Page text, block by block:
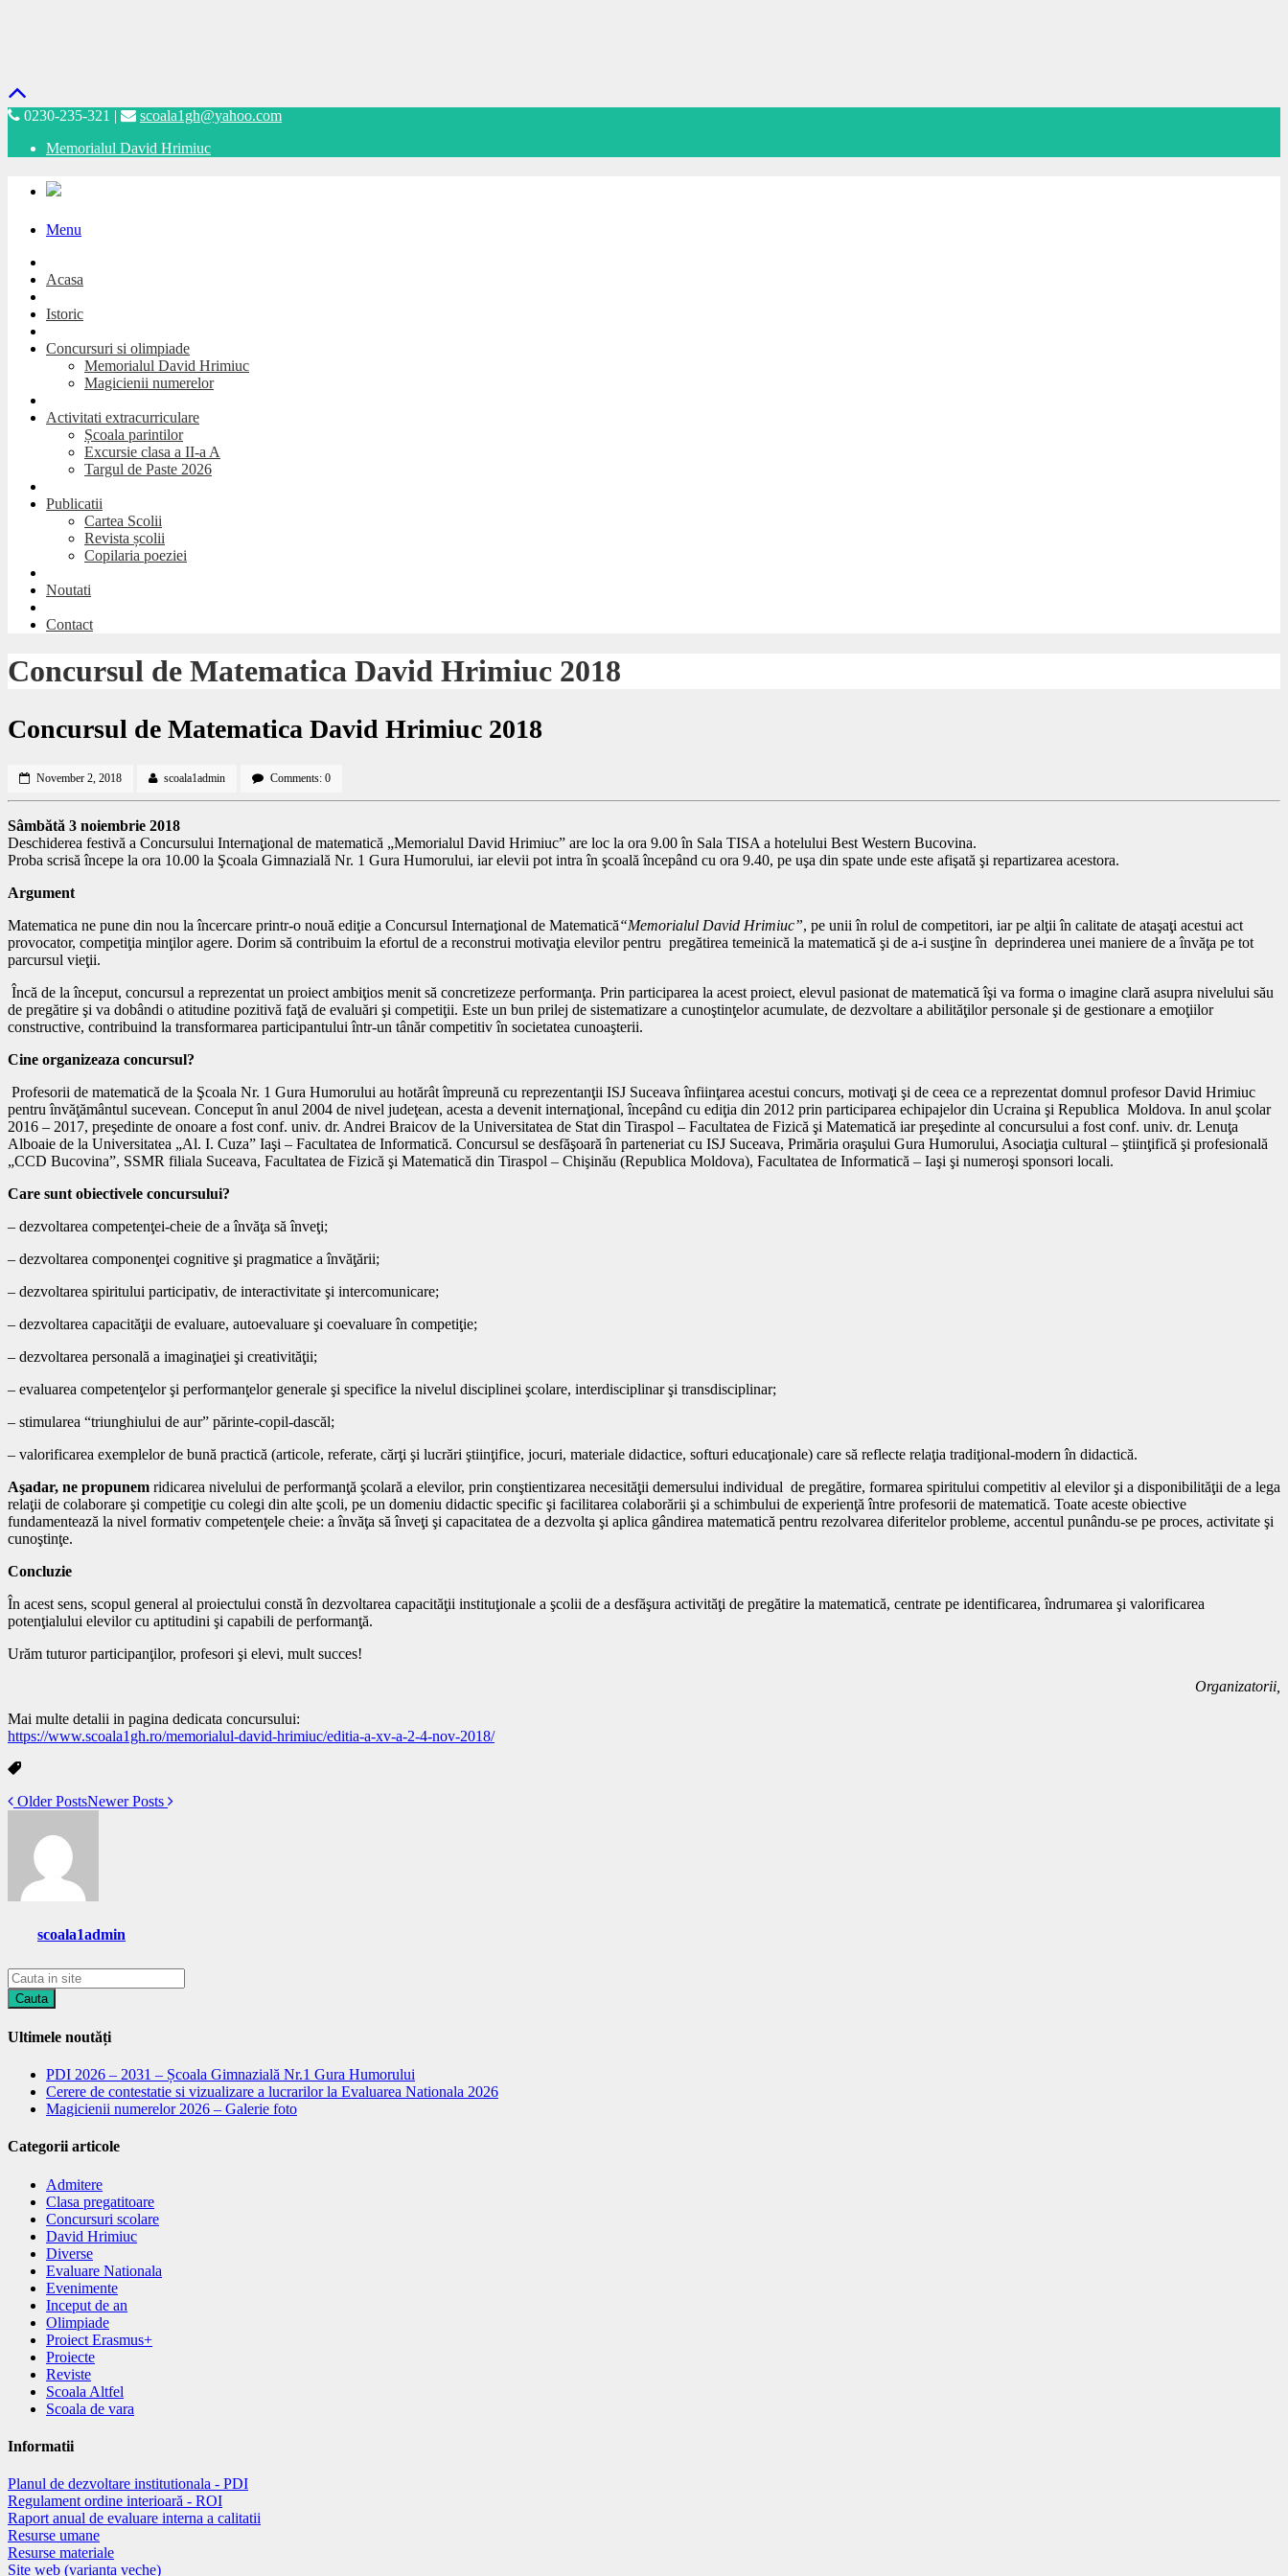
0230-235-321 |
scoala1gh@yahoo.com
Memorialul David Hrimiuc
Menu
Acasa
Istoric
Concursuri si olimpiade
Memorialul David Hrimiuc
Magicienii numerelor
Activitati extracurriculare
Școala parintilor
Excursie clasa a II-a A
Targul de Paste 2026
Publicatii
Cartea Scolii
Revista școlii
Copilaria poeziei
Noutati
Contact
Concursul de Matematica David Hrimiuc 2018
Concursul de Matematica David Hrimiuc 2018
November 2, 2018 scoala1admin Comments: 0
Sâmbătă 3 noiembrie 2018
Deschiderea festivă a Concursului Internaţional de matematică „Memorialul David Hrimiuc” are loc la ora 9.00 în Sala TISA a hotelului Best Western Bucovina.
Proba scrisă începe la ora 10.00 la Şcoala Gimnazială Nr. 1 Gura Humorului, iar elevii pot intra în şcoală începând cu ora 9.40, pe uşa din spate unde este afişată şi repartizarea acestora.
Argument
Matematica ne pune din nou la încercare printr-o nouă ediţie a Concursul Internaţional de Matematică“Memorialul David Hrimiuc”, pe unii în rolul de competitori, iar pe alţii în calitate de ataşaţi acestui act
provocator, competiţia minţilor agere. Dorim să contribuim la efortul de a reconstrui motivaţia elevilor pentru pregătirea temeinică la matematică şi de a-i susţine în deprinderea unei maniere de a învăţa pe tot
parcursul vieţii.
Încă de la început, concursul a reprezentat un proiect ambiţios menit să concretizeze performanţa. Prin participarea la acest proiect, elevul pasionat de matematică îşi va forma o imagine clară asupra nivelului său
de pregătire şi va dobândi o atitudine pozitivă faţă de evaluări şi competiţii. Este un bun prilej de sistematizare a cunoştinţelor acumulate, de dezvoltare a abilităţilor personale şi de gestionare a emoţiilor
constructive, contribuind la transformarea participantului într-un tânăr competitiv în societatea cunoaşterii.
Cine organizeaza concursul?
Profesorii de matematică de la Şcoala Nr. 1 Gura Humorului au hotărât împreună cu reprezentanţii ISJ Suceava înfiinţarea acestui concurs, motivaţi şi de ceea ce a reprezentat domnul profesor David Hrimiuc
pentru învăţământul sucevean. Conceput în anul 2004 de nivel judeţean, acesta a devenit internaţional, începând cu ediţia din 2012 prin participarea echipajelor din Ucraina şi Republica Moldova. In anul şcolar
2016 – 2017, preşedinte de onoare a fost conf. univ. dr. Andrei Braicov de la Universitatea de Stat din Tiraspol – Facultatea de Fizică şi Matematică iar preşedinte al concursului a fost conf. univ. dr. Lenuţa
Alboaie de la Universitatea „Al. I. Cuza” Iaşi – Facultatea de Informatică. Concursul se desfăşoară în parteneriat cu ISJ Suceava, Primăria oraşului Gura Humorului, Asociaţia cultural – ştiinţifică şi profesională
„CCD Bucovina”, SSMR filiala Suceava, Facultatea de Fizică şi Matematică din Tiraspol – Chişinău (Republica Moldova), Facultatea de Informatică – Iaşi şi numeroşi sponsori locali.
Care sunt obiectivele concursului?
– dezvoltarea competenţei-cheie de a învăţa să înveţi;
– dezvoltarea componenţei cognitive şi pragmatice a învăţării;
– dezvoltarea spiritului participativ, de interactivitate şi intercomunicare;
– dezvoltarea capacităţii de evaluare, autoevaluare şi coevaluare în competiţie;
– dezvoltarea personală a imaginaţiei şi creativităţii;
– evaluarea competenţelor şi performanţelor generale şi specifice la nivelul disciplinei şcolare, interdisciplinar şi transdisciplinar;
– stimularea “triunghiului de aur” părinte-copil-dascăl;
– valorificarea exemplelor de bună practică (articole, referate, cărţi şi lucrări ştiinţifice, jocuri, materiale didactice, softuri educaţionale) care să reflecte relaţia tradiţional-modern în didactică.
Aşadar, ne propunem ridicarea nivelului de performanţă şcolară a elevilor, prin conştientizarea necesităţii demersului individual de pregătire, formarea spiritului competitiv al elevilor şi a disponibilităţii de a lega
relaţii de colaborare şi competiţie cu colegi din alte şcoli, pe un domeniu didactic specific şi facilitarea colaborării şi a schimbului de experienţă între profesorii de matematică. Toate aceste obiective
fundamentează la nivel formativ competenţele cheie: a învăţa să înveţi şi capacitatea de a dezvolta şi aplica gândirea matematică pentru rezolvarea diferitelor probleme, accentul punându-se pe proces, activitate şi
cunoştinţe.
Concluzie
În acest sens, scopul general al proiectului constă în dezvoltarea capacităţii instituţionale a şcolii de a desfăşura activităţi de pregătire la matematică, centrate pe identificarea, îndrumarea şi valorificarea
potenţialului elevilor cu aptitudini şi capabili de performanţă.
Urăm tuturor participanţilor, profesori şi elevi, mult succes!
Organizatorii,
Mai multe detalii in pagina dedicata concursului:
https://www.scoala1gh.ro/memorialul-david-hrimiuc/editia-a-xv-a-2-4-nov-2018/
Older PostsNewer Posts
scoala1admin
Ultimele noutăți
PDI 2026 – 2031 – Școala Gimnazială Nr.1 Gura Humorului
Cerere de contestatie si vizualizare a lucrarilor la Evaluarea Nationala 2026
Magicienii numerelor 2026 – Galerie foto
Categorii articole
Admitere
Clasa pregatitoare
Concursuri scolare
David Hrimiuc
Diverse
Evaluare Nationala
Evenimente
Inceput de an
Olimpiade
Proiect Erasmus+
Proiecte
Reviste
Scoala Altfel
Scoala de vara
Informatii
Planul de dezvoltare institutionala - PDI
Regulament ordine interioară - ROI
Raport anual de evaluare interna a calitatii
Resurse umane
Resurse materiale
Site web (varianta veche)